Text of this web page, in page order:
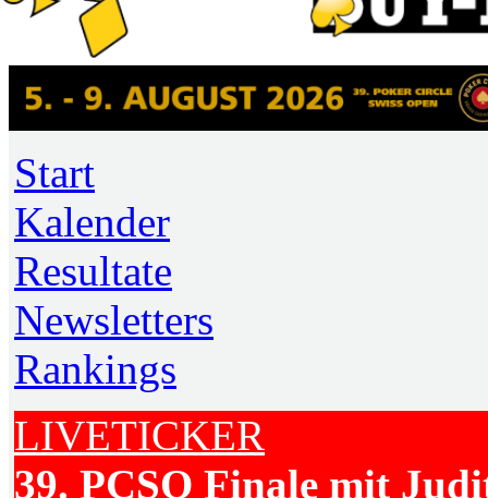
Start
Kalender
Resultate
Newsletters
Rankings
LIVETICKER
39. PCSO Finale mit